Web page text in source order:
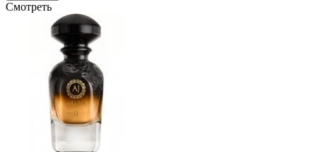
Смотреть